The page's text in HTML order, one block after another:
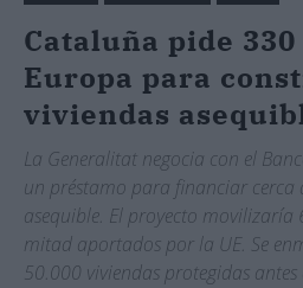
Cataluña pide
Europa para
viviendas
La Generalitat negocia con el
un préstamo para financiar cerca
asequible. El proyecto
mitad aportados por la UE. Se
50.000 viviendas protegidas antes